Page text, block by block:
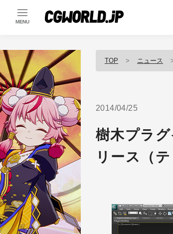
MENU
TOP ニュース
2014/04/25
樹木プラ
リース（